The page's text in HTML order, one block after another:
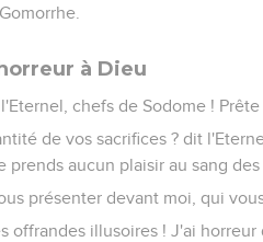
à Dieu
chefs de Sodome !
de vos sacrifices ? dit
prends aucun plaisir au sang
présenter devant moi, qui
offrandes illusoires ! J'ai